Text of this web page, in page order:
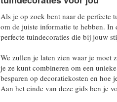
Als je op zoek bent naar de perfecte
om de juiste informatie te hebben.
perfecte tuindecoraties die bij jouw
We zullen je laten zien waar je moet
je ze kunt combineren om een
besparen op decoratiekosten en hoe
Aan het einde van deze gids ben je